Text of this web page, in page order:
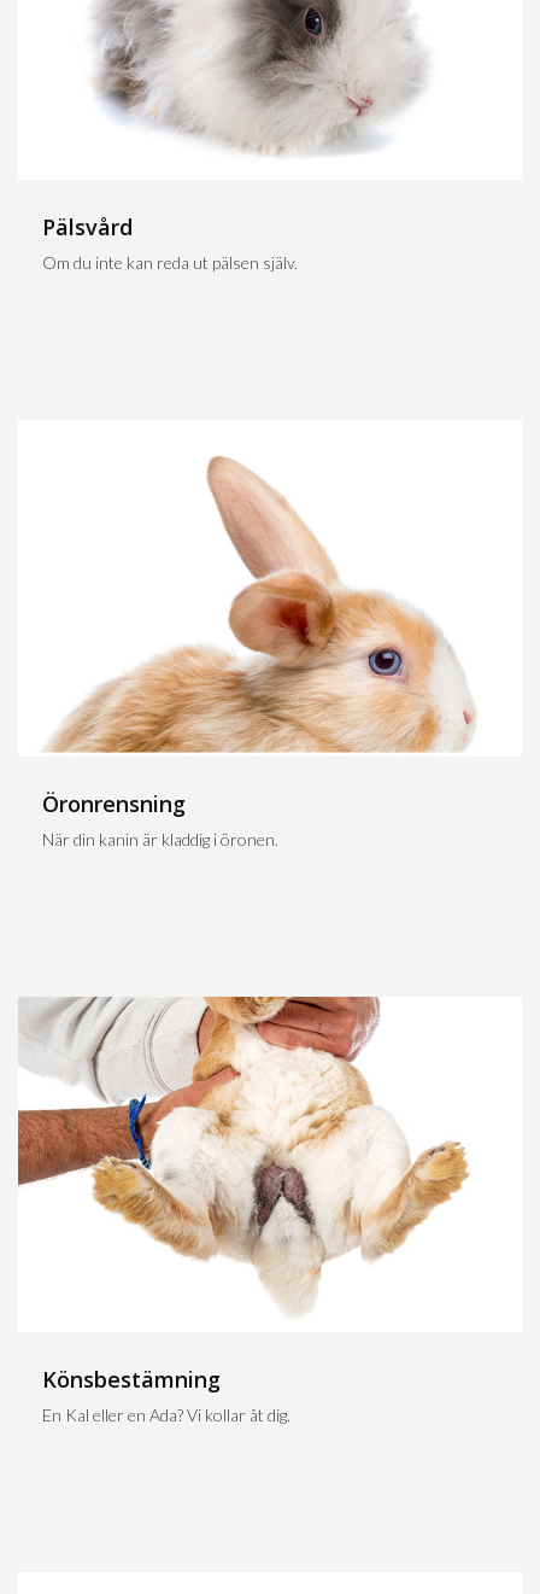
Pälsvård
Om du inte kan reda ut pälsen själv.
Öronrensning
När din kanin är kladdig i öronen.
Könsbestämning
En Kal eller en Ada? Vi kollar åt dig.